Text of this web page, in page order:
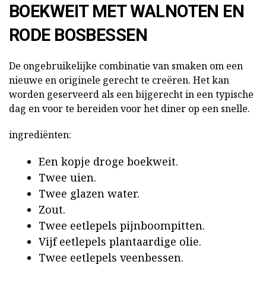
BOEKWEIT MET WALNOTEN EN
RODE BOSBESSEN
De ongebruikelijke combinatie van smaken om een
nieuwe en originele gerecht te creëren. Het kan
worden geserveerd als een bijgerecht in een typische
dag en voor te bereiden voor het diner op een snelle.
ingrediënten:
Een kopje droge boekweit.
Twee uien.
Twee glazen water.
Zout.
Twee eetlepels pijnboompitten.
Vijf eetlepels plantaardige olie.
Twee eetlepels veenbessen.